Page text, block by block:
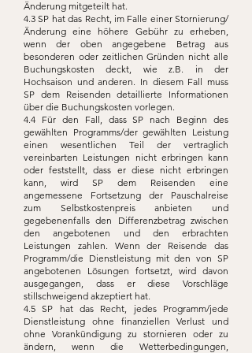
Änderung mitgeteilt hat.
4.3 SP hat das Recht, im Falle einer Stornierung/
Änderung eine höhere Gebühr zu erheben,
wenn der oben angegebene Betrag aus
besonderen oder zeitlichen Gründen nicht alle
Buchungskosten deckt, wie z.B. in der
Hochsaison und anderen. In diesem Fall muss
SP dem Reisenden detaillierte Informationen
über die Buchungskosten vorlegen.
4.4 Für den Fall, dass SP nach Beginn des
gewählten Programms/der gewählten Leistung
einen wesentlichen Teil der vertraglich
vereinbarten Leistungen nicht erbringen kann
oder feststellt, dass er diese nicht erbringen
kann, wird SP dem Reisenden eine
angemessene Fortsetzung der Pauschalreise
zum Selbstkostenpreis anbieten und
gegebenenfalls den Differenzbetrag zwischen
den angebotenen und den erbrachten
Leistungen zahlen. Wenn der Reisende das
Programm/die Dienstleistung mit den von SP
angebotenen Lösungen fortsetzt, wird davon
ausgegangen, dass er diese Vorschläge
stillschweigend akzeptiert hat.
4.5 SP hat das Recht, jedes Programm/jede
Dienstleistung ohne finanziellen Verlust und
ohne Vorankündigung zu stornieren oder zu
ändern, wenn die Wetterbedingungen,